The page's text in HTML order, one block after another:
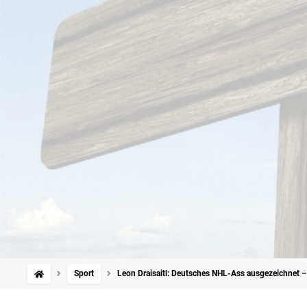
Sport Leon Draisaitl: Deutsches NHL-Ass ausgezeichnet